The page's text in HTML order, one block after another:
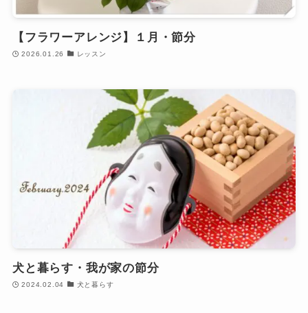
【フラワーアレンジ】１月・節分
2026.01.26 レッスン
犬と暮らす・我が家の節分
2024.02.04 犬と暮らす